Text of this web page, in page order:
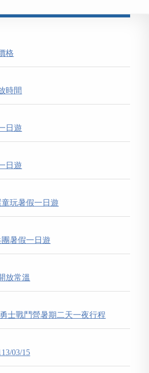
格
時間
日遊
日遊
童玩暑假一日遊
團暑假一日遊
放常溫
士戰鬥營暑期二天一夜行程
03/15